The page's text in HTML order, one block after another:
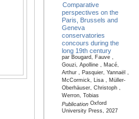
Comparative
perspectives on the
Paris, Brussels and
Geneva
conservatories
concours during the
long 19th century
par Bougard, Fauve ,
Gouzi, Apolline , Macé,
Arthur , Pasquier, Yannaël ,
McCormick, Lisa , Müller-
Oberhäuser, Christoph ,
Werron, Tobias
PublicationOxford
University Press, 2027